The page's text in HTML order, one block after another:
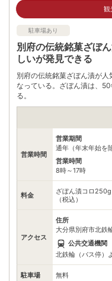
※ 料金情報は税込・税抜表記が
自身でお問合せください。
観
駐車場あり
別府の伝統銘菓ざぼ
しいが発見できる
別府の伝統銘菓ざぼん漬が
なっている。ざぼん漬は、
る。
営業時間
営業期間
通年（年末年始を
営業時間
8時～17時
料金
ざぼん漬コロ
（税込）
アクセス
住所
大分県別府市北鉄
公共交通機関
北鉄輪（バス停）
駐車場 無料